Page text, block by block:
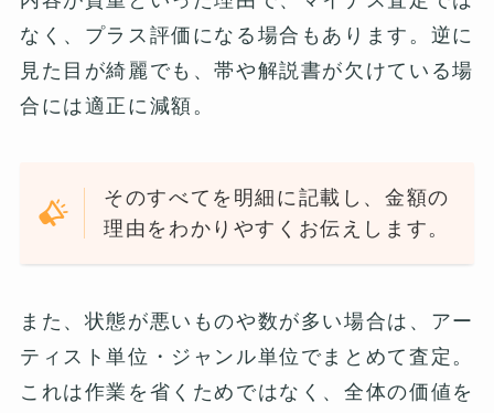
なく、プラス評価になる場合もあります。逆に
見た目が綺麗でも、帯や解説書が欠けている場
合には適正に減額。
そのすべてを明細に記載し、金額の
理由をわかりやすくお伝えします。
また、状態が悪いものや数が多い場合は、アー
ティスト単位・ジャンル単位でまとめて査定。
これは作業を省くためではなく、全体の価値を